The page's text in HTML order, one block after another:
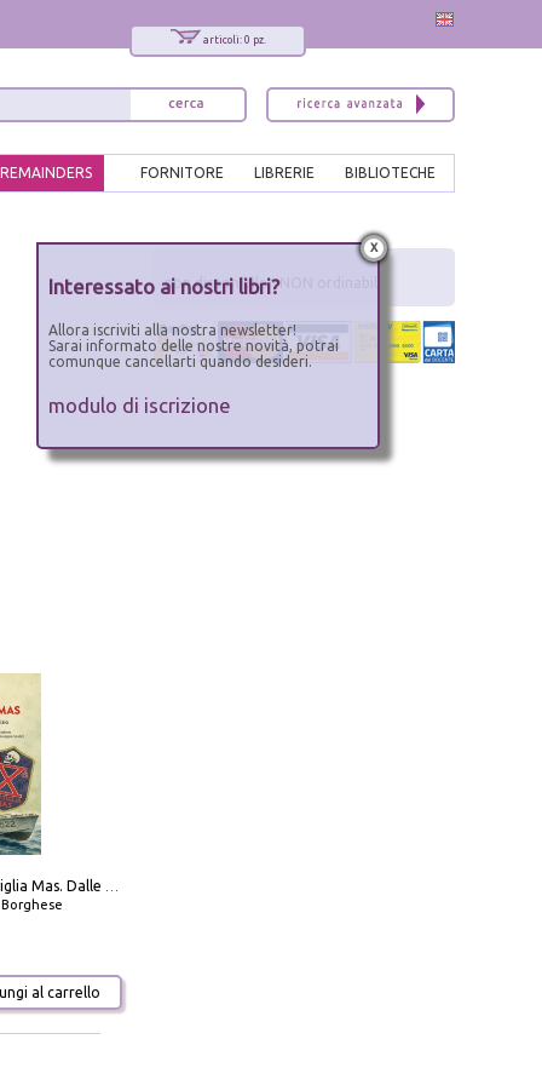
articoli: 0 pz.
BIBLIOTECHE
LIBRERIE
FORNITORE
REMAINDERS
Decima flottiglia Mas. Dalle origini all'armistizio
al carrello
non disponibile - NON ordinabile
x
Interessato ai nostri libri?
Allora iscriviti alla nostra newsletter!
Sarai informato delle nostre novità, potrai
comunque cancellarti quando desideri.
modulo di iscrizione